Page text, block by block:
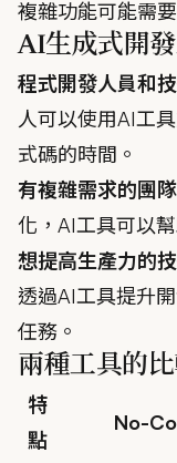
複雜功能可能需
AI生成式開
程式開發人員和
人可以使用AI工
式碼的時間。
有複雜需求的團隊
化，AI工具可以
想提高生產力的
透過AI工具提升
任務。
兩種工具的
特
點
No-